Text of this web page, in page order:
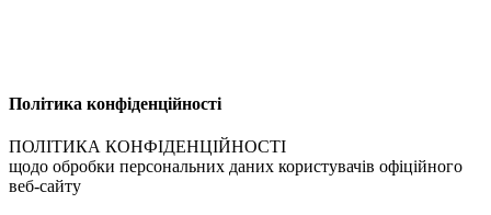
Політика конфіденційностi
ПОЛІТИКА КОНФІДЕНЦІЙНОСТІ
щодо обробки персональних даних користувачів офіційного
веб-сайту